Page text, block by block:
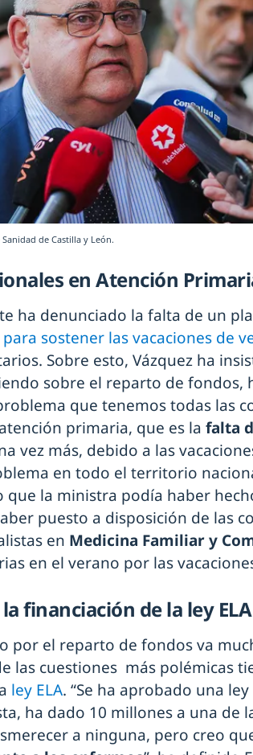
de Castilla y León.
en Atención
ha denunciado la falta de un
sostener las vacaciones de
Sobre esto, Vázquez ha
sobre el reparto de fondos,
que tenemos todas las
primaria, que es la falta
vez más, debido a las
en todo el territorio
que la ministra podía haber
puesto a disposición de las
en Medicina Familiar y
en el verano por las
financiación de la ley ELA
por el reparto de fondos va
las cuestiones más polémicas
ley ELA. “Se ha aprobado una
ha dado 10 millones a una de
a ninguna, pero creo